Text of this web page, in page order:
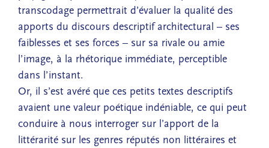
transcodage permettrait d’évaluer la qualité des
apports du discours descriptif architectural – ses
faiblesses et ses forces – sur sa rivale ou amie
l’image, à la rhétorique immédiate, perceptible
dans l’instant.
Or, il s’est avéré que ces petits textes descriptifs
avaient une valeur poétique indéniable, ce qui peut
conduire à nous interroger sur l’apport de la
littérarité sur les genres réputés non littéraires et